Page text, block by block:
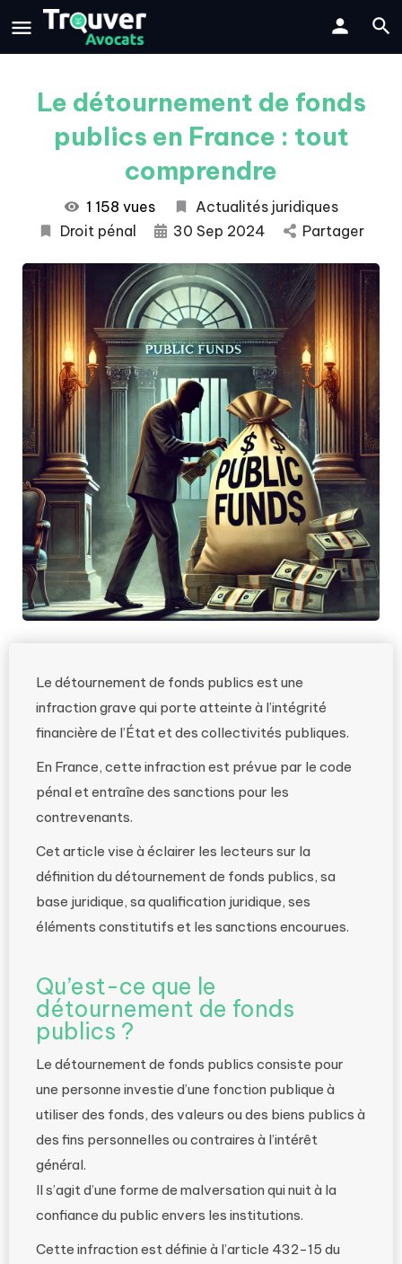
Le détournement de fonds
publics en France : tout
comprendre
1 158 vues
Actualités juridiques
Droit pénal
30 Sep 2024 Partager
Le détournement de fonds publics est une
infraction grave qui porte atteinte à l’intégrité
financière de l’État et des collectivités publiques.
En France, cette infraction est prévue par le code
pénal et entraîne des sanctions pour les
contrevenants.
Cet article vise à éclairer les lecteurs sur la
définition du détournement de fonds publics, sa
base juridique, sa qualification juridique, ses
éléments constitutifs et les sanctions encourues.
Qu’est-ce que le
détournement de fonds
publics ?
Le détournement de fonds publics consiste pour
une personne investie d’une fonction publique à
utiliser des fonds, des valeurs ou des biens publics à
des fins personnelles ou contraires à l’intérêt
général.
Il s’agit d’une forme de malversation qui nuit à la
confiance du public envers les institutions.
Cette infraction est définie à l’article 432-15 du